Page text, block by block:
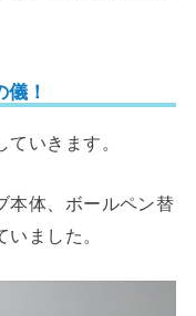
！
いきます。
本体、ボールペン替
ました。